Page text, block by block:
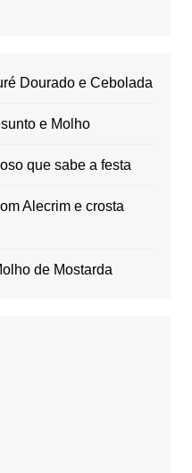
Dourado e Cebolada
e Molho
que sabe a festa
Alecrim e crosta
de Mostarda